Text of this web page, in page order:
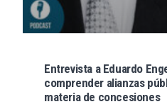
Entrevista a Eduardo
comprender alianzas
materia de concesiones